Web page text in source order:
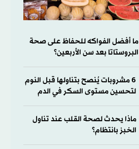
ما أفضل الفواكه للحفاظ على صحة
البروستاتا بعد سن الأربعين؟
6 مشروبات يُنصح بتناولها قبل النوم
لتحسين مستوى السكر في الدم
ماذا يحدث لصحة القلب عند تناول
الخبز بانتظام؟